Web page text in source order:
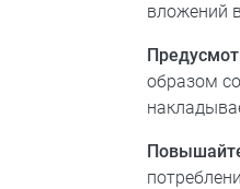
вложений
образом